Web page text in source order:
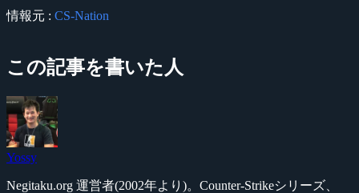
情報元 : CS-Nation
この記事を書いた人
Yossy
Negitaku.org 運営者(2002年より)。Counter-Strikeシリーズ、